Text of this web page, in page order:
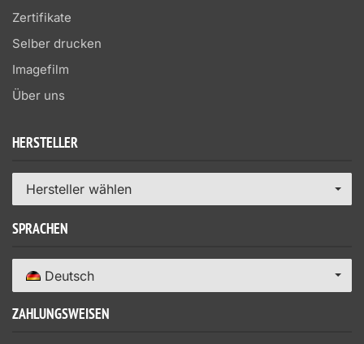
Zertifikate
Selber drucken
Imagefilm
Über uns
HERSTELLER
Hersteller wählen
SPRACHEN
Deutsch
ZAHLUNGSWEISEN